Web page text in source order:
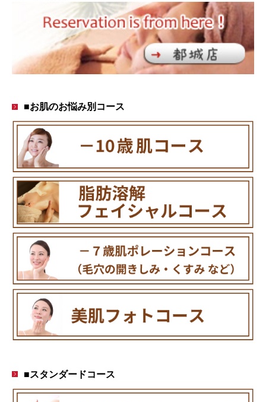
■お肌のお悩み別コース
■スタンダードコース